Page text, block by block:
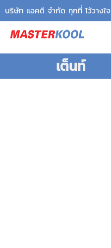
บริษัท แอคดี จำกัด ทุกที่ ไว้วางใจ
เต็นท์